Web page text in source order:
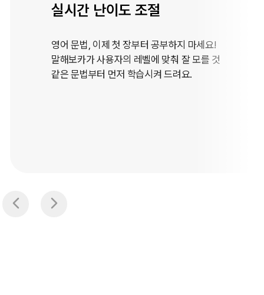
AI에게 바로 질문
영어 공부 중에 궁금증이 생기면 참지 마세요!
AI에게 물어보면 실시간으로 답변을 제공해요.
다른 사용자가 질문한 내용도 확인할 수 있어요.